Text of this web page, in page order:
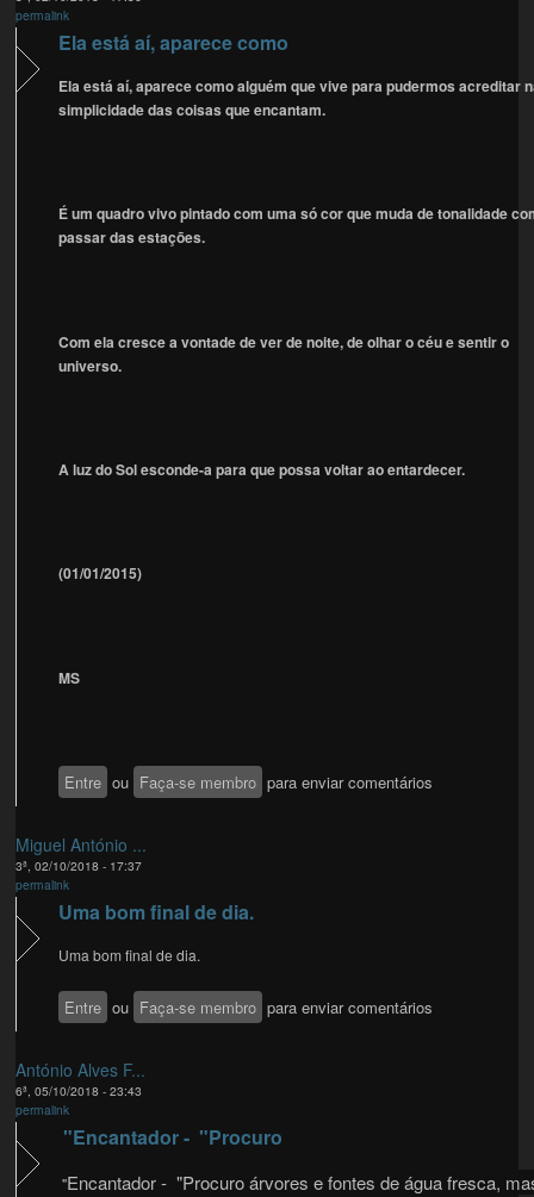
permalink
Ela está aí, aparece como
Ela está aí, aparece como alguém que vive para pudermos acreditar
simplicidade das coisas que encantam.
É um quadro vivo pintado com uma só cor que muda de tonalidade
passar das estações.
Com ela cresce a vontade de ver de noite, de olhar o céu e sentir o
universo.
A luz do Sol esconde-a para que possa voltar ao entardecer.
(01/01/2015)
MS
Entre ou Faça-se membro para enviar comentários
Miguel António ...
3ª, 02/10/2018 - 17:37
permalink
Uma bom final de dia.
Uma bom final de dia.
Entre ou Faça-se membro para enviar comentários
António Alves F...
6ª, 05/10/2018 - 23:43
permalink
"Encantador - "Procuro
"Encantador - "Procuro árvores e fontes de água fresca,